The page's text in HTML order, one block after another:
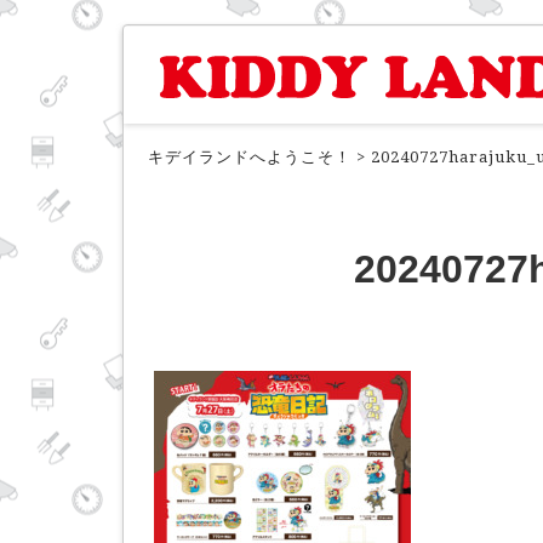
キデイランドへようこそ！ >